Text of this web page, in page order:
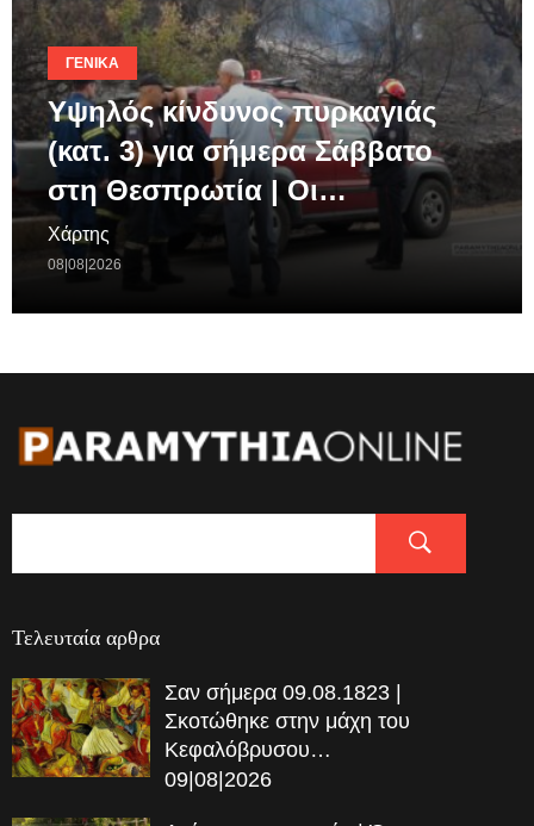
ΓΕΝΙΚΆ
Υψηλός κίνδυνος πυρκαγιάς
(κατ. 3) για σήμερα Σάββατο
στη Θεσπρωτία | Οι…
Χάρτης
08|08|2026
Τελευταία αρθρα
Σαν σήμερα 09.08.1823 |
Σκοτώθηκε στην μάχη του
Κεφαλόβρυσου…
09|08|2026